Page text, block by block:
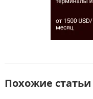
ь
Похожие статьи